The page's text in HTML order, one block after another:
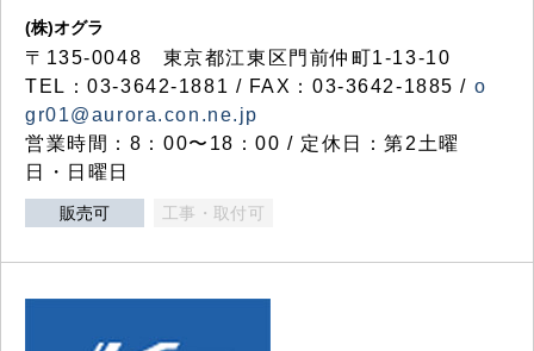
(株)オグラ
〒135-0048 東京都江東区門前仲町1-13-10
TEL：03-3642-1881 / FAX：03-3642-1885 / o
gr01@aurora.con.ne.jp
営業時間：8：00〜18：00 / 定休日：第2土曜
日・日曜日
販売可 工事・取付可